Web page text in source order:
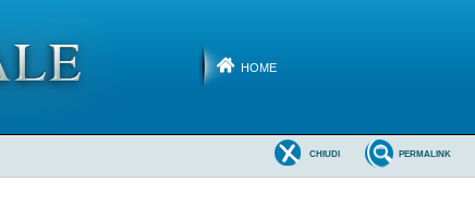
HOME
PERMALINK
CHIUDI